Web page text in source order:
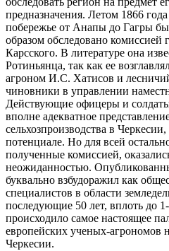
предназначения. Летом 1866
побережье от Анапы до Гагры
образом обследовано
Карсского. В литературе она
Ротиньянца, так как ее
агроном И.С. Хатисов и
чиновники в управлении
Действующие офицеры и
вполне адекватное
сельхозпроизводства в
потенциале. Но для всей
полученные комиссией,
неожиданностью.
буквально взбудоражил как
специалистов в области
последующие 50 лет, вплоть до
происходило самое настоящее
европейских ученых-агрономов
Черкесии.